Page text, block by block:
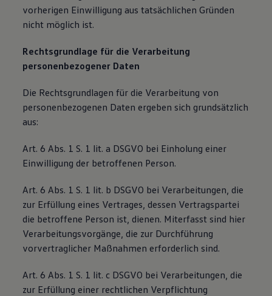
vorherigen Einwilligung aus tatsächlichen Gründen
nicht möglich ist.
Rechtsgrundlage für die Verarbeitung
personenbezogener Daten
Die Rechtsgrundlagen für die Verarbeitung von
personenbezogenen Daten ergeben sich grundsätzlich
aus:
Art. 6 Abs. 1 S. 1 lit. a DSGVO bei Einholung einer
Einwilligung der betroffenen Person.
Art. 6 Abs. 1 S. 1 lit. b DSGVO bei Verarbeitungen, die
zur Erfüllung eines Vertrages, dessen Vertragspartei
die betroffene Person ist, dienen. Miterfasst sind hier
Verarbeitungsvorgänge, die zur Durchführung
vorvertraglicher Maßnahmen erforderlich sind.
Art. 6 Abs. 1 S. 1 lit. c DSGVO bei Verarbeitungen, die
zur Erfüllung einer rechtlichen Verpflichtung